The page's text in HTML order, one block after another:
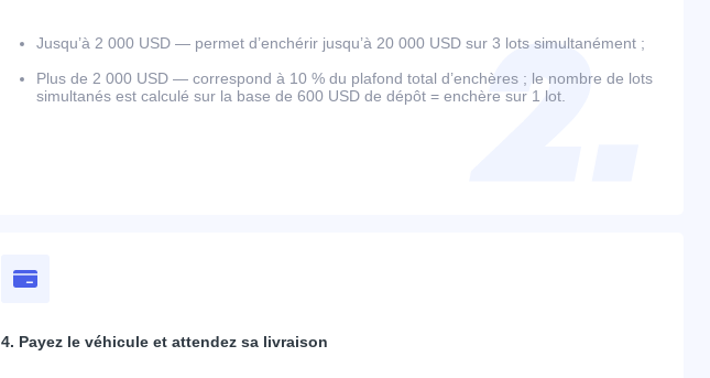
Jusqu’à 2 000 USD — permet d’enchérir jusqu’à 20 000 USD sur 3 lots simultanément ;
Plus de 2 000 USD — correspond à 10 % du plafond total d’enchères ; le nombre de lots
simultanés est calculé sur la base de 600 USD de dépôt = enchère sur 1 lot.
4. Payez le véhicule et attendez sa livraison